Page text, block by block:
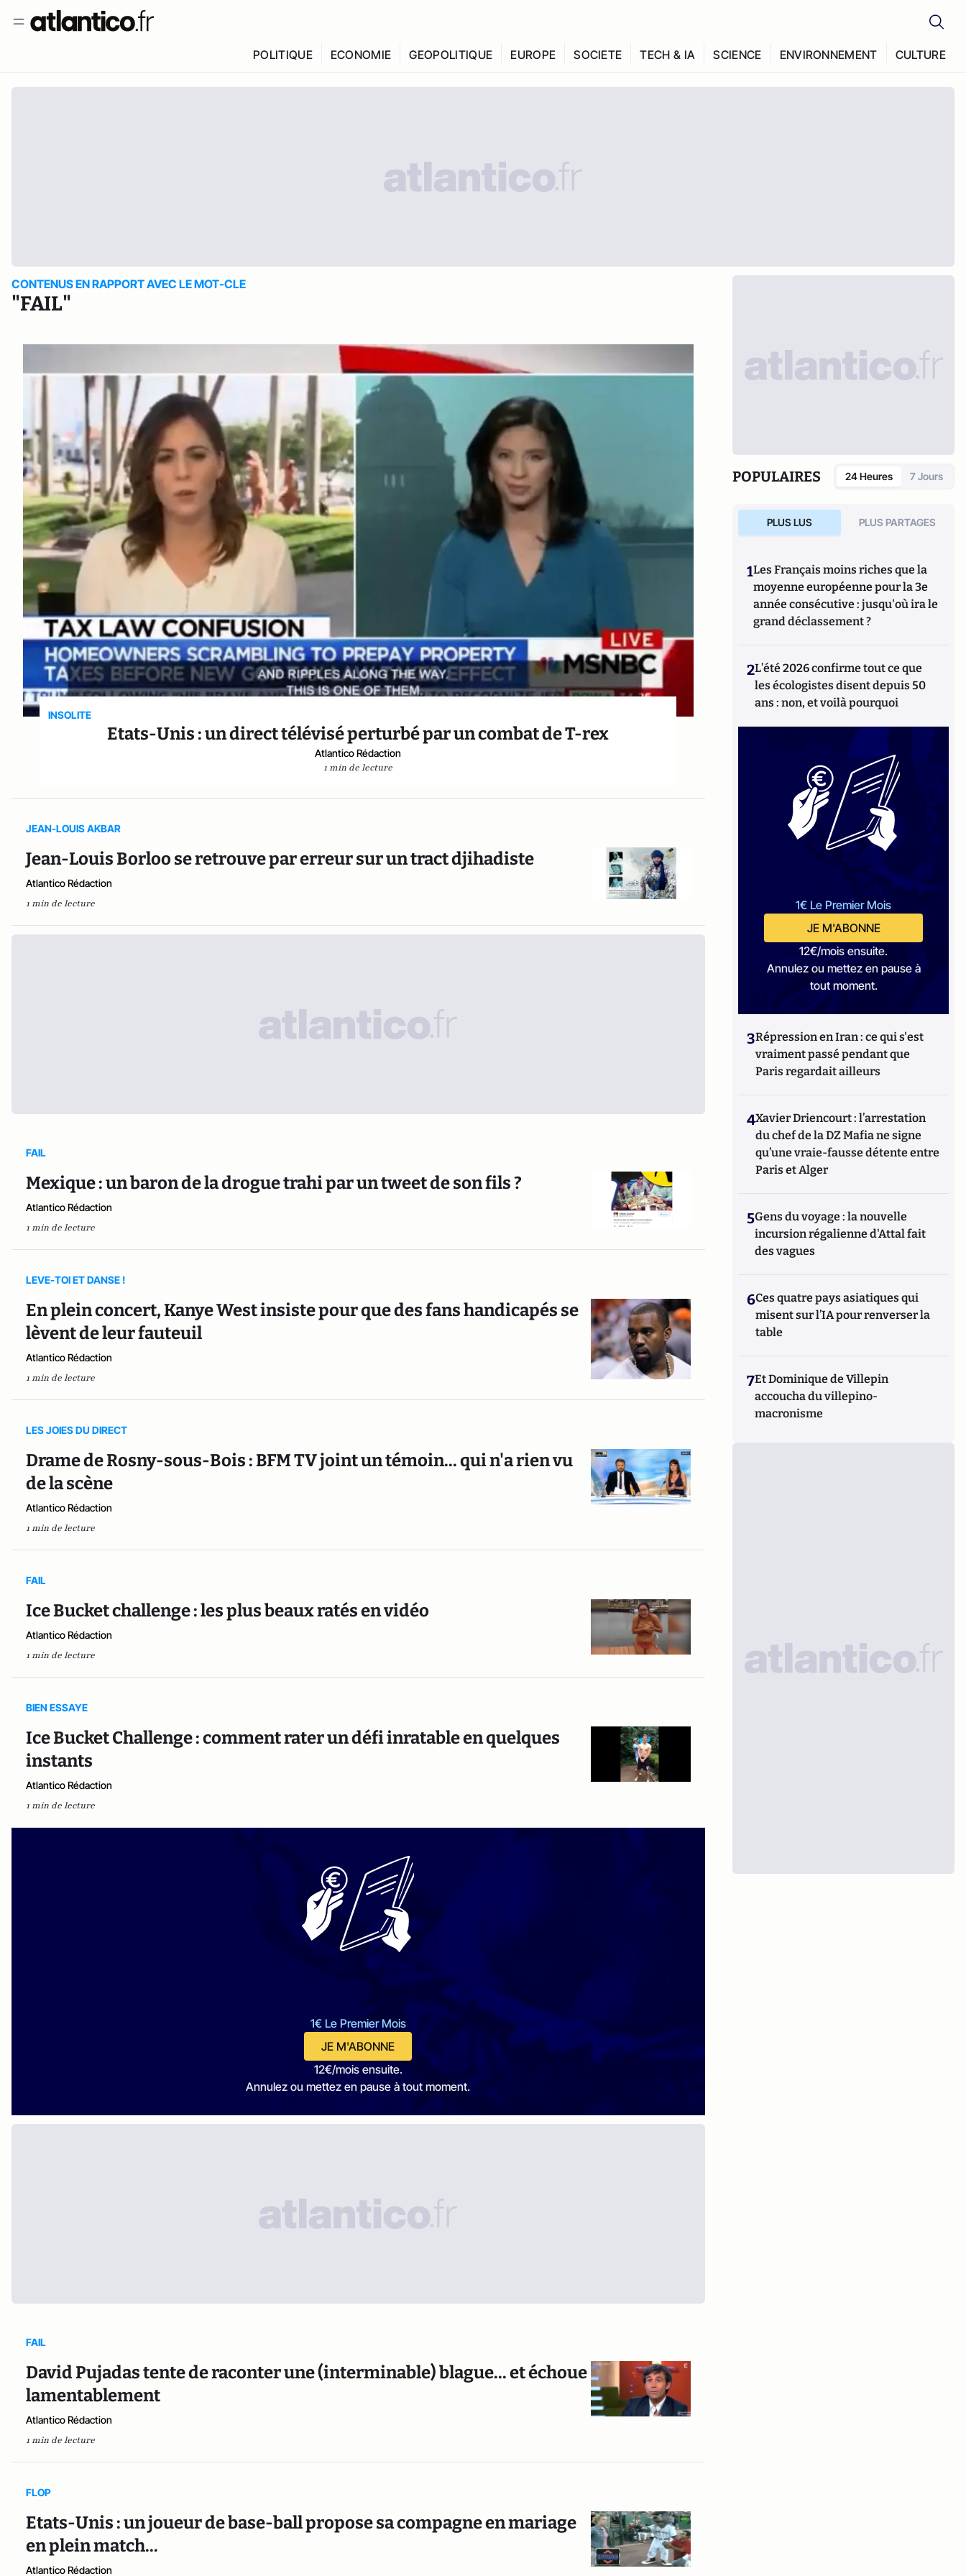
POLITIQUE ECONOMIE GEOPOLITIQUE EUROPE SOCIETE TECH & IA SCIENCE ENVIRONNEMENT CULTURE
CONTENUS EN RAPPORT AVEC LE MOT-CLE
"FAIL"
INSOLITE
Etats-Unis : un direct télévisé perturbé par un combat de T-rex
Atlantico Rédaction
1 min de lecture
JEAN-LOUIS AKBAR
Jean-Louis Borloo se retrouve par erreur sur un tract djihadiste
Atlantico Rédaction
1 min de lecture
FAIL
Mexique : un baron de la drogue trahi par un tweet de son fils ?
Atlantico Rédaction
1 min de lecture
LEVE-TOI ET DANSE !
En plein concert, Kanye West insiste pour que des fans handicapés se
lèvent de leur fauteuil
Atlantico Rédaction
1 min de lecture
LES JOIES DU DIRECT
Drame de Rosny-sous-Bois : BFM TV joint un témoin... qui n'a rien vu
de la scène
Atlantico Rédaction
1 min de lecture
FAIL
Ice Bucket challenge : les plus beaux ratés en vidéo
Atlantico Rédaction
1 min de lecture
BIEN ESSAYE
Ice Bucket Challenge : comment rater un défi inratable en quelques
instants
Atlantico Rédaction
1 min de lecture
1€ Le Premier Mois
JE M'ABONNE
12€/mois ensuite.
Annulez ou mettez en pause à tout moment.
FAIL
David Pujadas tente de raconter une (interminable) blague... et échoue
lamentablement
Atlantico Rédaction
1 min de lecture
FLOP
Etats-Unis : un joueur de base-ball propose sa compagne en mariage
en plein match...
Atlantico Rédaction
POPULAIRES 24 Heures 7 Jours
PLUS LUS PLUS PARTAGES
1Les Français moins riches que la
moyenne européenne pour la 3e
année consécutive : jusqu'où ira le
grand déclassement ?
2L’été 2026 confirme tout ce que
les écologistes disent depuis 50
ans : non, et voilà pourquoi
1€ Le Premier Mois
JE M'ABONNE
12€/mois ensuite.
Annulez ou mettez en pause à
tout moment.
3Répression en Iran : ce qui s'est
vraiment passé pendant que
Paris regardait ailleurs
4Xavier Driencourt : l’arrestation
du chef de la DZ Mafia ne signe
qu’une vraie-fausse détente entre
Paris et Alger
5Gens du voyage : la nouvelle
incursion régalienne d'Attal fait
des vagues
6Ces quatre pays asiatiques qui
misent sur l’IA pour renverser la
table
7Et Dominique de Villepin
accoucha du villepino-
macronisme